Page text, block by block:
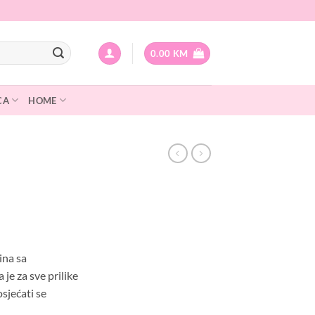
0.00 KM
HOME
KM.
sa
je za sve prilike
se